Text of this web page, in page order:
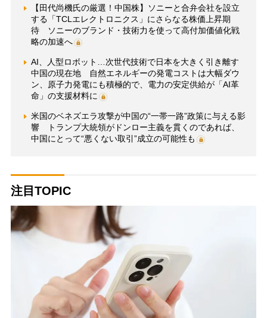
【田代尚機氏の厳選！中国株】ソニーと合弁会社を設立
する「TCLエレクトロニクス」にさらなる株価上昇期
待 ソニーのブランド・技術力を使って高付加価値化戦
略の加速へ
AI、人型ロボット…次世代技術で日本を大きく引き離す
中国の現在地 自然エネルギーの発電コストは大幅ダウ
ン、原子力発電にも積極的で、電力の安定供給が「AI革
命」の支援材料に
米国のベネズエラ攻撃が中国の“一帯一路”政策に与える影
響 トランプ大統領がドンロー主義を貫くのであれば、
中国にとって“悪くない取引”成立の可能性も
注目TOPIC